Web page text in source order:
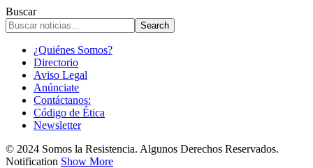
Buscar
¿Quiénes Somos?
Directorio
Aviso Legal
Anúnciate
Contáctanos:
Código de Ética
Newsletter
© 2024 Somos la Resistencia. Algunos Derechos Reservados.
Notification Show More